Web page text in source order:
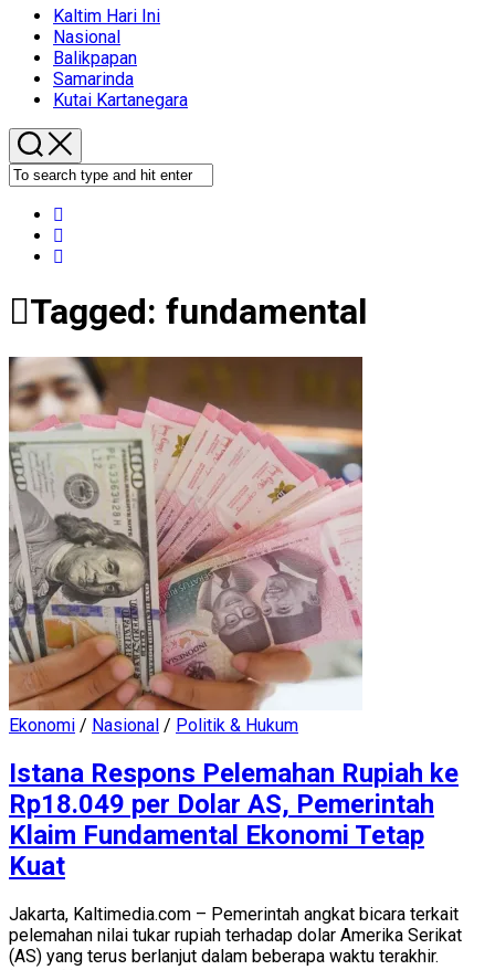
Kaltim Hari Ini
Nasional
Balikpapan
Samarinda
Kutai Kartanegara
Tagged: fundamental
Ekonomi / Nasional / Politik & Hukum
Istana Respons Pelemahan Rupiah ke
Rp18.049 per Dolar AS, Pemerintah
Klaim Fundamental Ekonomi Tetap
Kuat
Jakarta, Kaltimedia.com – Pemerintah angkat bicara terkait
pelemahan nilai tukar rupiah terhadap dolar Amerika Serikat
(AS) yang terus berlanjut dalam beberapa waktu terakhir.